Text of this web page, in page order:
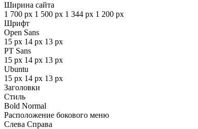
Ширина сайта
1 700 px 1 500 px 1 344 px 1 200 px
Шрифт
Open Sans
15 px 14 px 13 px
PT Sans
15 px 14 px 13 px
Ubuntu
15 px 14 px 13 px
Заголовки
Стиль
Bold Normal
Расположение бокового меню
Слева Справа